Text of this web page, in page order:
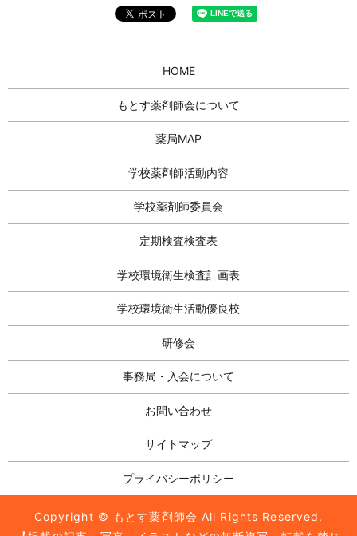
HOME
もとす薬剤師会について
薬局MAP
学校薬剤師活動内容
学校薬剤師委員会
定期検査検査表
学校環境衛生検査計画表
学校環境衛生活動優良校
研修会
事務局・入会について
お問い合わせ
サイトマップ
プライバシーポリシー
Copyright © もとす薬剤師会 All Rights Reserved.